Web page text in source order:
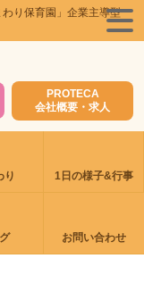
わり保育園」企業主導型
PROTECA
会社概要・求人
り 1日の様子&行事
お問い合わせ